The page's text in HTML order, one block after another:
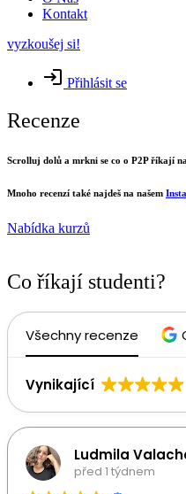
Kontakt
vyzkoušej si!
Přihlásit se
Recenze
Scrolluj dolů a mrkni se co o P2P říkají
Mnoho recenzí také najdeš na našem
Nabídka kurzů
Co říkají studenti?
Všechny recenze
Vynikající
Ludmila
před 1 týdnem